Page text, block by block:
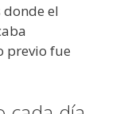
donde el
previo fue